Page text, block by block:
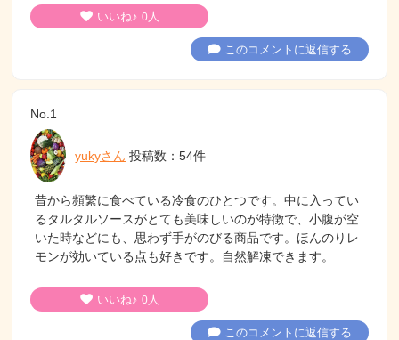
いいね♪ 0人
このコメントに返信する
No.1
yukyさん 投稿数：54件
昔から頻繁に食べている冷食のひとつです。中に入ってい
るタルタルソースがとても美味しいのが特徴で、小腹が空
いた時などにも、思わず手がのびる商品です。ほんのりレ
モンが効いている点も好きです。自然解凍できます。
いいね♪ 0人
このコメントに返信する